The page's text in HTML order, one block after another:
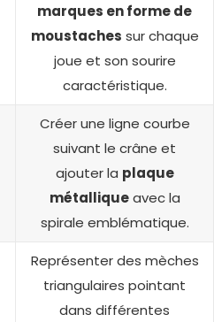
marques en forme de
moustaches sur chaque
joue et son sourire
caractéristique.
Créer une ligne courbe
suivant le crâne et
ajouter la plaque
métalliqueavec la
spirale emblématique.
Représenter des mèches
triangulaires pointant
dans différentes